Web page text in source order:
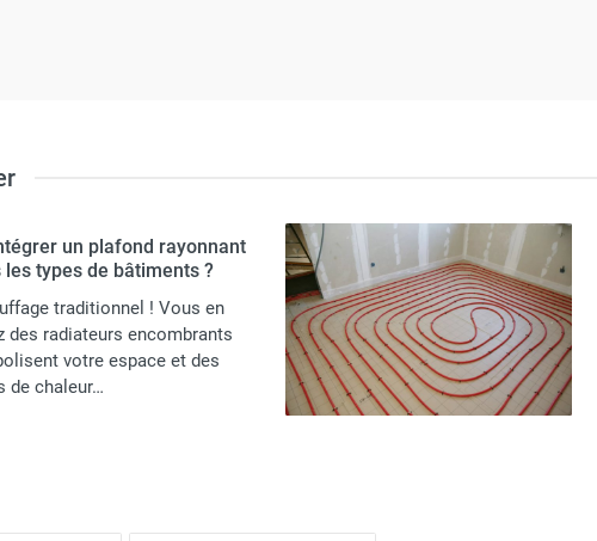
un plafond rayonnant
les types de bâtiments ?
traditionnel ! Vous en
des radiateurs encombrants
votre espace et des
de chaleur…